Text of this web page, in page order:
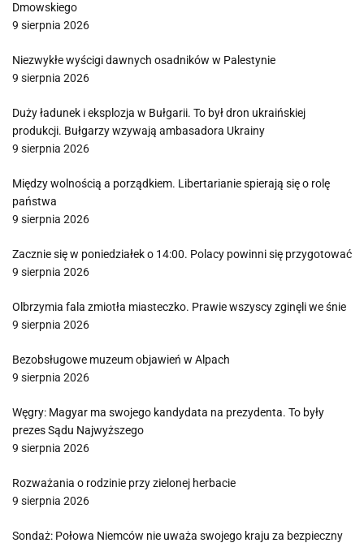
Dmowskiego
9 sierpnia 2026
Niezwykłe wyścigi dawnych osadników w Palestynie
9 sierpnia 2026
Duży ładunek i eksplozja w Bułgarii. To był dron ukraińskiej
produkcji. Bułgarzy wzywają ambasadora Ukrainy
9 sierpnia 2026
Między wolnością a porządkiem. Libertarianie spierają się o rolę
państwa
9 sierpnia 2026
Zacznie się w poniedziałek o 14:00. Polacy powinni się przygotować
9 sierpnia 2026
Olbrzymia fala zmiotła miasteczko. Prawie wszyscy zginęli we śnie
9 sierpnia 2026
Bezobsługowe muzeum objawień w Alpach
9 sierpnia 2026
Węgry: Magyar ma swojego kandydata na prezydenta. To były
prezes Sądu Najwyższego
9 sierpnia 2026
Rozważania o rodzinie przy zielonej herbacie
9 sierpnia 2026
Sondaż: Połowa Niemców nie uważa swojego kraju za bezpieczny